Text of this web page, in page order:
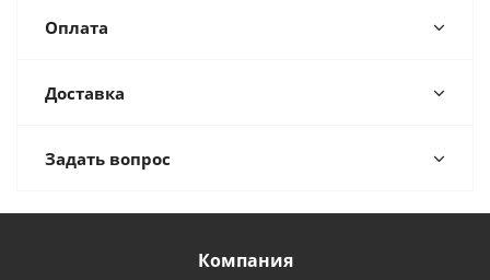
Оплата
Доставка
Задать вопрос
Компания